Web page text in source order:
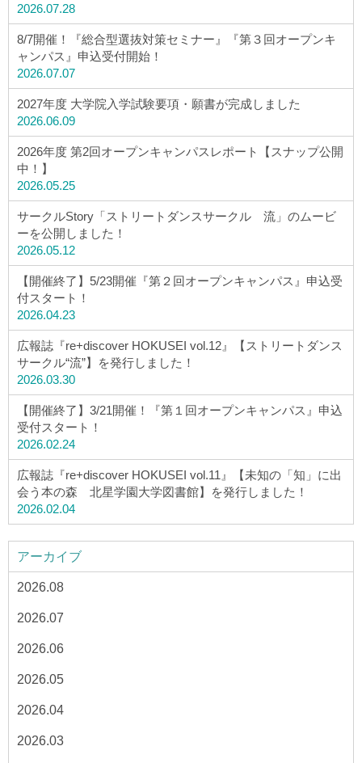
© Copyright2026 Hokusei Gakuen University.
All rights reserved.
2026.07.28
8/7開催！『総合型選抜対策セミナー』『第３回オープンキ
ャンパス』申込受付開始！
2026.07.07
2027年度 大学院入学試験要項・願書が完成しました
2026.06.09
2026年度 第2回オープンキャンパスレポート【スナップ公開
中！】
2026.05.25
サークルStory「ストリートダンスサークル 流」のムービ
ーを公開しました！
2026.05.12
【開催終了】5/23開催『第２回オープンキャンパス』申込受
付スタート！
2026.04.23
広報誌『re+discover HOKUSEI vol.12』【ストリートダンス
サークル“流”】を発行しました！
2026.03.30
【開催終了】3/21開催！『第１回オープンキャンパス』申込
受付スタート！
2026.02.24
広報誌『re+discover HOKUSEI vol.11』【未知の「知」に出
会う本の森 北星学園大学図書館】を発行しました！
2026.02.04
アーカイブ
2026.08
2026.07
2026.06
2026.05
2026.04
2026.03